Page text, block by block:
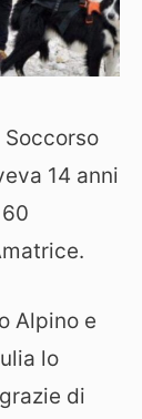
Soccorso
14 anni
Alpino e
lo
di